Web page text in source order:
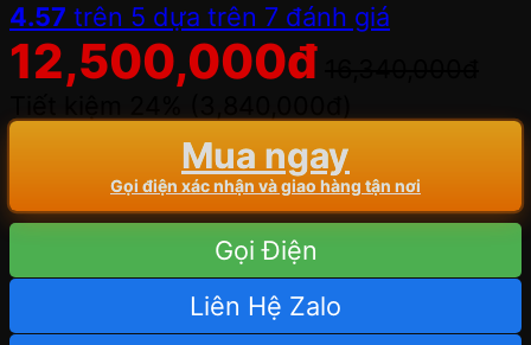
4.57 trên 5 dựa trên 7 đánh giá
12,500,000đ
Mua ngay
Gọi điện xác nhận và giao hàng tận nơi
Gọi Điện
Liên Hệ Zalo